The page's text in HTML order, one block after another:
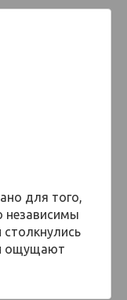
для того,
ощущают